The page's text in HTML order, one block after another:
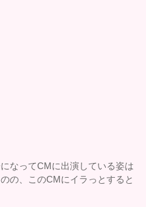
なってCMに出演している姿は
の、このCMにイラっとすると